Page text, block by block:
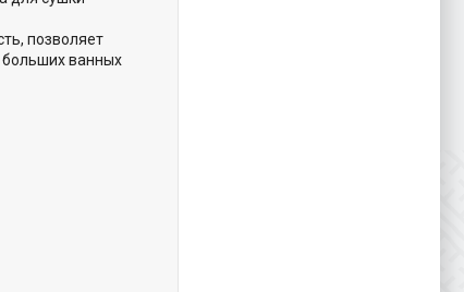
позволяет
больших ванных